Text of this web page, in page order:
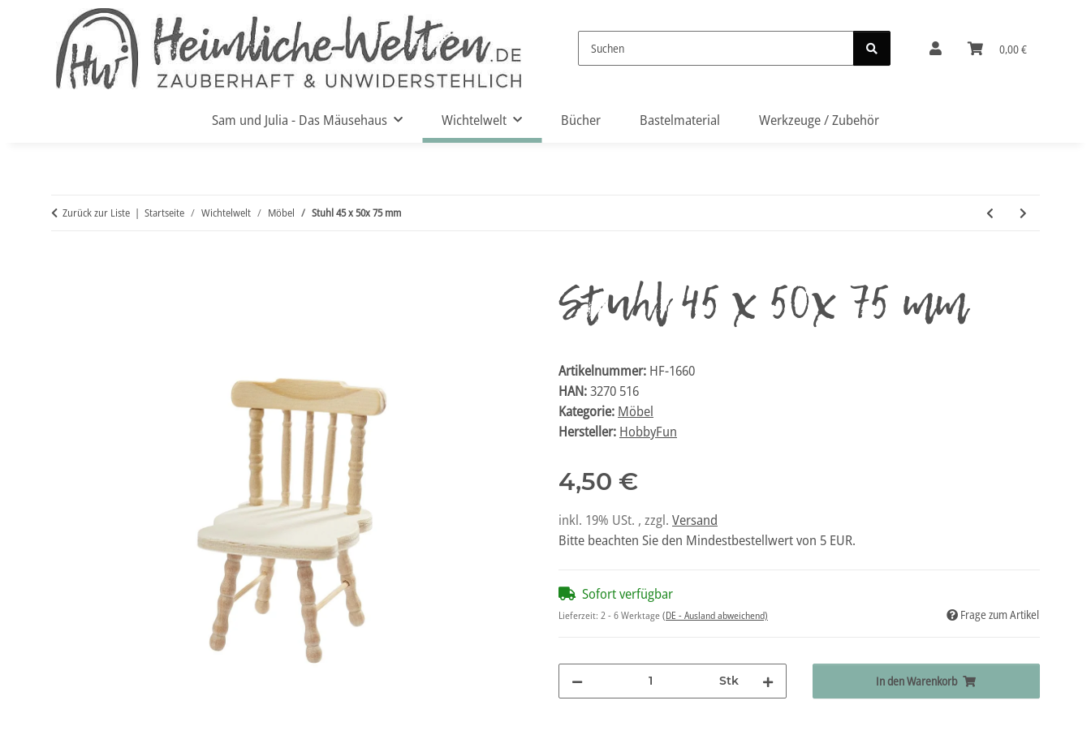
0,00 €
Sam und Julia - Das Mäusehaus Wichtelwelt Bücher Bastelmaterial Werkzeuge / Zubehör
Zurück zur Liste Startseite Wichtelwelt Möbel Stuhl 45 x 50x 75 mm
Stuhl 45 x 50x 75 mm
Artikelnummer: HF-1660
HAN:3270 516
Kategorie: Möbel
Hersteller: HobbyFun
4,50 €
inkl. 19% USt. , zzgl. Versand
Bitte beachten Sie den Mindestbestellwert von 5 EUR.
Sofort verfügbar
Lieferzeit: 2 - 6 Werktage(DE - Ausland abweichend) Frage zum Artikel
Stk In den Warenkorb